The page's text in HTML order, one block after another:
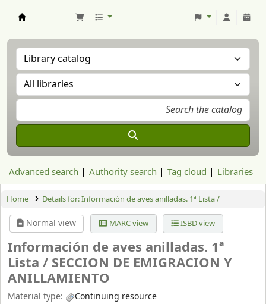
Advanced search Authority search Tag cloud Libraries
Home Details for:Información de aves anilladas. 1ª Lista /
Normal view MARC view ISBD view
Información de aves anilladas. 1ª
Lista / SECCION DE EMIGRACION Y
ANILLAMIENTO
Material type:
Continuing resource